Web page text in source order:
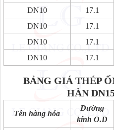
DN10
17.1
DN10
17.1
DN10
17.1
DN10
17.1
BẢNG GIÁ THÉP
HÀN
Tên hàng hóa
Đường
kính O.D